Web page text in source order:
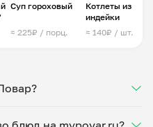
Суп гороховый
≈ 225₽ / порц.
Котлеты из
индейки
≈ 140₽ / шт.